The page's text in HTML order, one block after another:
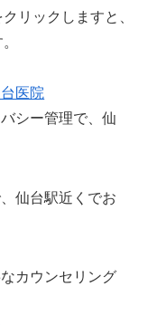
リックしますと、
医院
シー管理で、仙
仙台駅近くでお
カウンセリング